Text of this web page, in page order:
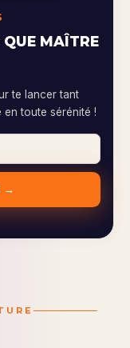
QUE MAÎTRE
te lancer tant
toute sérénité !